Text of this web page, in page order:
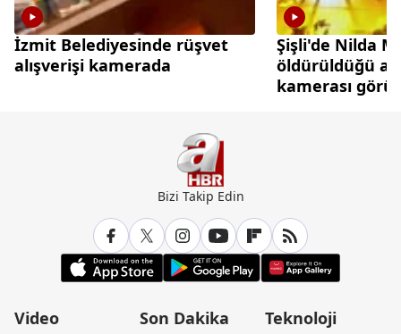
İzmit Belediyesinde rüşvet
alışverişi kamerada
Şişli'de Nilda
öldürüldüğü
kamerası
Bizi Takip Edin
Video
Son Dakika
Teknoloji